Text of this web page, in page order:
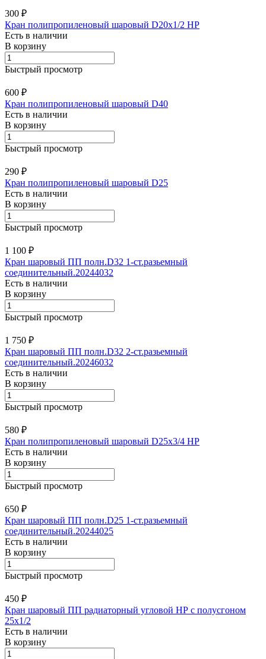
300 ₽
Кран полипропиленовый шаровый D20х1/2 НР
Есть в наличии
В корзину
Быстрый просмотр
600 ₽
Кран полипропиленовый шаровый D40
Есть в наличии
В корзину
Быстрый просмотр
290 ₽
Кран полипропиленовый шаровый D25
Есть в наличии
В корзину
Быстрый просмотр
1 100 ₽
Кран шаровый ПП полн.D32 1-ст.разьемный
соединительный.20244032
Есть в наличии
В корзину
Быстрый просмотр
1 750 ₽
Кран шаровый ПП полн.D32 2-ст.разьемный
соединительный.20246032
Есть в наличии
В корзину
Быстрый просмотр
580 ₽
Кран полипропиленовый шаровый D25х3/4 НР
Есть в наличии
В корзину
Быстрый просмотр
650 ₽
Кран шаровый ПП полн.D25 1-ст.разьемный
соединительный.20244025
Есть в наличии
В корзину
Быстрый просмотр
450 ₽
Кран шаровый ПП радиаторный угловой НР с полусгоном
25х1/2
Есть в наличии
В корзину